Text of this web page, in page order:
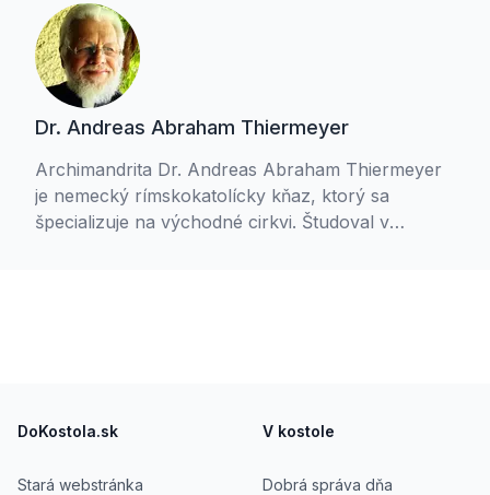
Dr. Andreas Abraham Thiermeyer
Archimandrita Dr. Andreas Abraham Thiermeyer
je nemecký rímskokatolícky kňaz, ktorý sa
špecializuje na východné cirkvi. Študoval v
pastorácii.
DoKostola.sk
Stará webstránka
V kostole
Dobrá správa dňa